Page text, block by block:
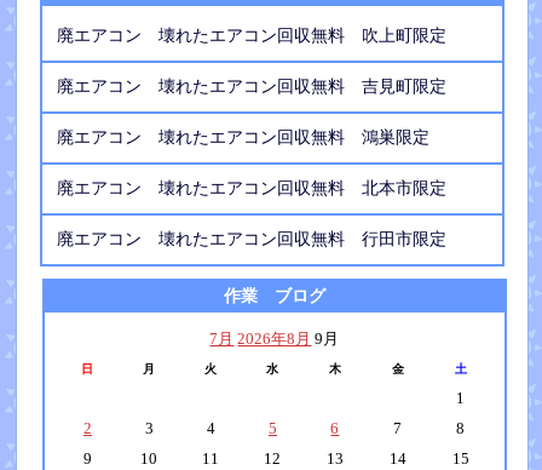
廃エアコン 壊れたエアコン回収無料 吹上町限定
廃エアコン 壊れたエアコン回収無料 吉見町限定
廃エアコン 壊れたエアコン回収無料 鴻巣限定
廃エアコン 壊れたエアコン回収無料 北本市限定
廃エアコン 壊れたエアコン回収無料 行田市限定
作業 ブログ
7月 2026年8月 9月
日 月 火 水 木 金 土
1
2
3 4 5 6 7
8
9
10 11 12 13 14
15